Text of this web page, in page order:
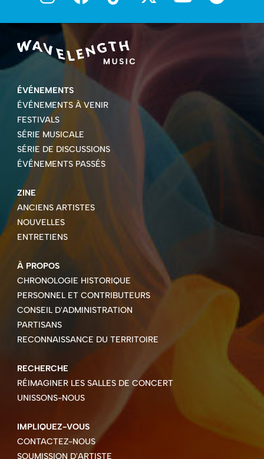
ÉVÉNEMENTS
ÉVÉNEMENTS À VENIR
FESTIVALS
SÉRIE MUSICALE
SÉRIE DE DISCUSSIONS
ÉVÉNEMENTS PASSÉS
ZINE
ANCIENS ARTISTES
NOUVELLES
ENTRETIENS
À PROPOS
CHRONOLOGIE HISTORIQUE
PERSONNEL ET CONTRIBUTEURS
CONSEIL D'ADMINISTRATION
PARTISANS
RECONNAISSANCE DU TERRITOIRE
RECHERCHE
RÉIMAGINER LES SALLES DE CONCERT
UNISSONS-NOUS
IMPLIQUEZ-VOUS
CONTACTEZ-NOUS
SOUMISSION D'ARTISTE